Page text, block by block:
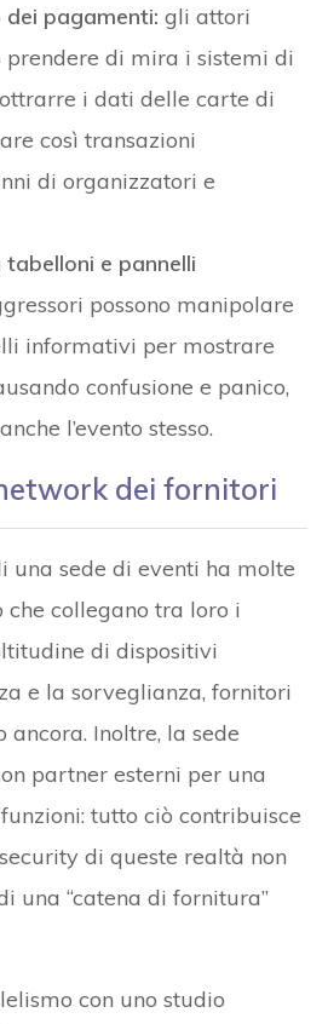
pagamenti: gli attori
prendere di mira i sistemi di
i dati delle carte di
così transazioni
di organizzatori e
e pannelli
possono manipolare
informativi per mostrare
confusione e panico,
l’evento stesso.
dei fornitori
una sede di eventi ha molte
collegano tra loro i
di dispositivi
e la sorveglianza, fornitori
Inoltre, la sede
partner esterni per una
tutto ciò contribuisce
di queste realtà non
una “catena di fornitura”
con uno studio